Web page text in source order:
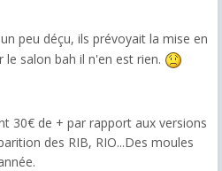
un peu déçu, ils prévoyait la mise en
salon bah il n'en est rien.
30€ de + par rapport aux versions
des RIB, RIO...Des moules